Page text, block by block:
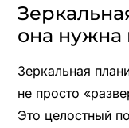
она нужна
Зеркальная
не просто
Это целостный